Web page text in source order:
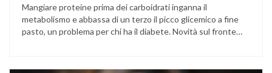
Mangiare proteine prima dei carboidrati inganna il
metabolismo e abbassa di un terzo il picco glicemico a fine
pasto, un problema per chi ha il diabete. Novità sul fronte
come ingannare il metabolismo ed evitare che gli zuccheri …